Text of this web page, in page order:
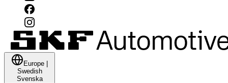
Europe
Swedish
Svenska